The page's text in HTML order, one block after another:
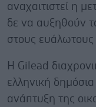
αναχαιτιστεί η
δε να αυξηθούν
στους
Η Gilead
ελληνική
ανάπτυξη της